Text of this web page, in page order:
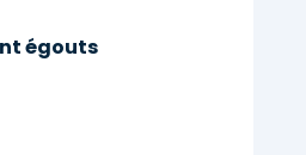
égouts